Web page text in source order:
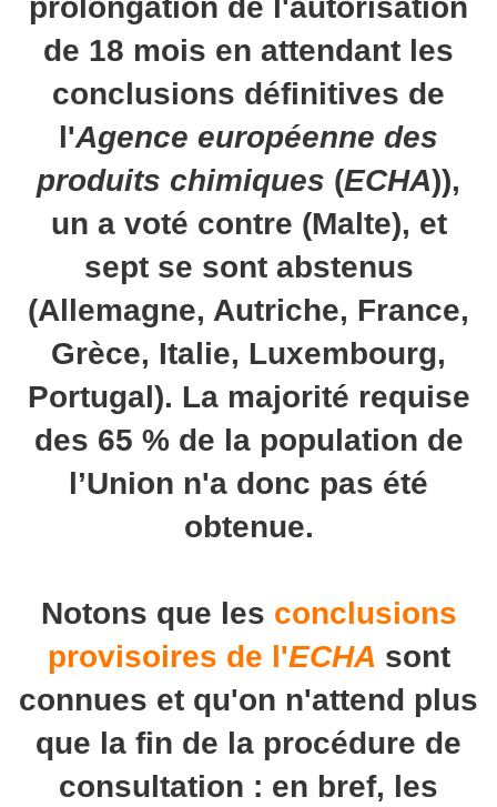
prolongation de l'autorisation
de 18 mois en attendant les
conclusions définitives de
l'Agence européenne des
produits chimiques (ECHA)),
un a voté contre (Malte), et
sept se sont abstenus
(Allemagne, Autriche, France,
Grèce, Italie, Luxembourg,
Portugal). La majorité requise
des 65 % de la population de
l’Union n'a donc pas été
obtenue.
Notons que les conclusions
provisoires de l'ECHA sont
connues et qu'on n'attend plus
que la fin de la procédure de
consultation : en bref, les